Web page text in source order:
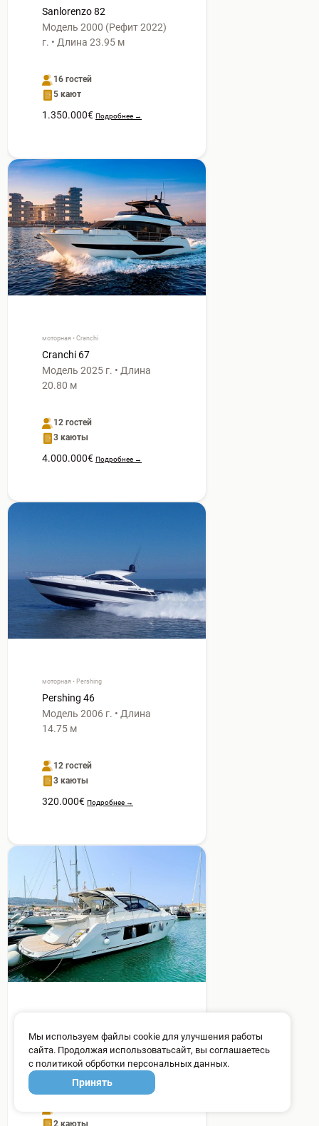
Sanlorenzo 82
Модель 2000 (Рефит 2022)
г. • Длина 23.95 м
16 гостей
5 кают
1.350.000€ Подробнее →
моторная • Cranchi
Cranchi 67
Модель 2025 г. • Длина
20.80 м
12 гостей
3 каюты
4.000.000€ Подробнее →
моторная • Pershing
Pershing 46
Модель 2006 г. • Длина
14.75 м
12 гостей
3 каюты
320.000€ Подробнее →
CRANCHI M44 HT
Модель 2020 г. • Длина
13.82 м
2 каюты
Мы используем файлы cookie для улучшения работы
сайта. Продолжая использоватьсайт, вы соглашаетесь
с политикой обрботки персональных данных.
Принять